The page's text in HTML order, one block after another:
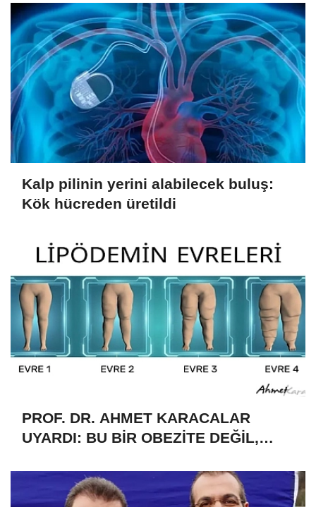
Kalp pilinin yerini alabilecek buluş:
Kök hücreden üretildi
PROF. DR. AHMET KARACALAR
UYARDI: BU BİR OBEZİTE DEĞİL,
'EVRİMSEL' BİR MİRAS